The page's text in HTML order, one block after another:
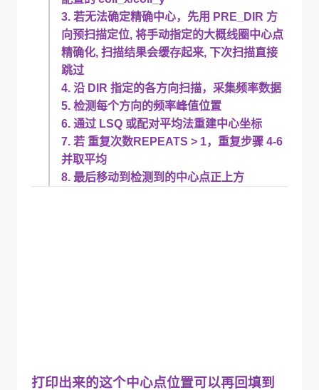
3. 若无法确定精确中心，先用 PRE_DIR 方
向预扫描定位, 将手动指定的大概线圈中心点
精确化, 扫描结果会缓存起来, 下次扫描直接
跳过
4. 沿 DIR 指定的各方向扫描，采集频率数据
5. 检测每个方向的频率峰值位置
6. 通过 LSQ 或配对平均法重建中心坐标
7. 若 重复次数REPEATS > 1，重复步骤 4-6
并取平均
8. 最后移动到检测到的中心点正上方
打印出来的这个中心点位置可以再回填到